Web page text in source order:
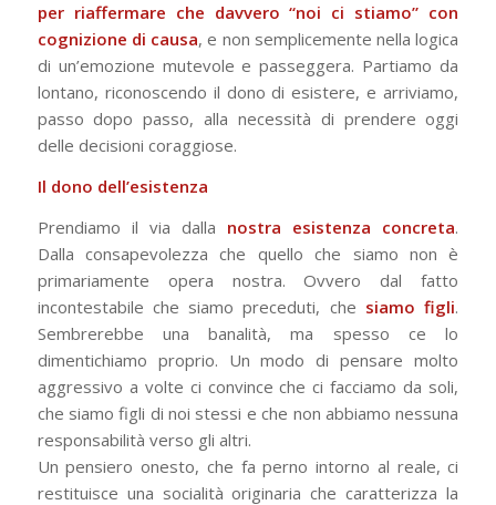
per riaffermare che davvero “noi ci stiamo” con
cognizione di causa, e non semplicemente nella logica
di un’emozione mutevole e passeggera. Partiamo da
lontano, riconoscendo il dono di esistere, e arriviamo,
passo dopo passo, alla necessità di prendere oggi
delle decisioni coraggiose.
Il dono dell’esistenza
Prendiamo il via dalla nostra esistenza concreta.
Dalla consapevolezza che quello che siamo non è
primariamente opera nostra. Ovvero dal fatto
incontestabile che siamo preceduti, che siamo figli.
Sembrerebbe una banalità, ma spesso ce lo
dimentichiamo proprio. Un modo di pensare molto
aggressivo a volte ci convince che ci facciamo da soli,
che siamo figli di noi stessi e che non abbiamo nessuna
responsabilità verso gli altri.
Un pensiero onesto, che fa perno intorno al reale, ci
restituisce una socialità originaria che caratterizza la